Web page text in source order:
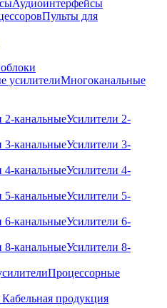
Аудиоинтерфейсы
Пульты для
Многоканальные
Усилители 2-
Усилители 3-
Усилители 4-
Усилители 5-
Усилители 6-
Усилители 8-
Процессорные
Кабельная продукция